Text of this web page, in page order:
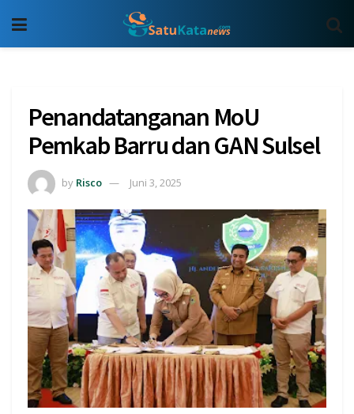
Penandatanganan MoU
Pemkab Barru dan GAN Sulsel
by Risco Juni 3, 2025